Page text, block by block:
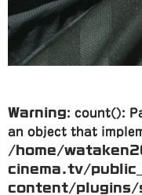
Warning: count():
an object that
/home/
cinema.tv/
content/plugins/